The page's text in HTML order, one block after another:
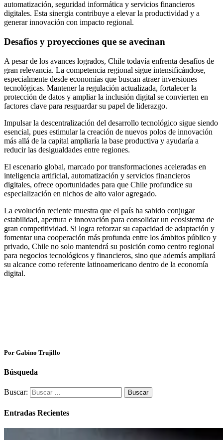
automatización, seguridad informática y servicios financieros
digitales. Esta sinergia contribuye a elevar la productividad y a
generar innovación con impacto regional.
Desafíos y proyecciones que se avecinan
A pesar de los avances logrados, Chile todavía enfrenta desafíos de
gran relevancia. La competencia regional sigue intensificándose,
especialmente desde economías que buscan atraer inversiones
tecnológicas. Mantener la regulación actualizada, fortalecer la
protección de datos y ampliar la inclusión digital se convierten en
factores clave para resguardar su papel de liderazgo.
Impulsar la descentralización del desarrollo tecnológico sigue siendo
esencial, pues estimular la creación de nuevos polos de innovación
más allá de la capital ampliaría la base productiva y ayudaría a
reducir las desigualdades entre regiones.
El escenario global, marcado por transformaciones aceleradas en
inteligencia artificial, automatización y servicios financieros
digitales, ofrece oportunidades para que Chile profundice su
especialización en nichos de alto valor agregado.
La evolución reciente muestra que el país ha sabido conjugar
estabilidad, apertura e innovación para consolidar un ecosistema de
gran competitividad. Si logra reforzar su capacidad de adaptación y
fomentar una cooperación más profunda entre los ámbitos público y
privado, Chile no solo mantendrá su posición como centro regional
para negocios tecnológicos y financieros, sino que además ampliará
su alcance como referente latinoamericano dentro de la economía
digital.
Por Gabino Trujillo
Búsqueda
Buscar:
Entradas Recientes